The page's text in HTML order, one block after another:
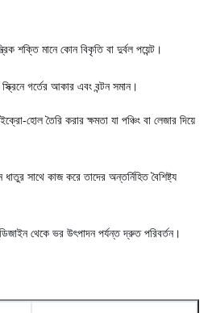
শক্তি মানে কোন বিকৃতি বা দুর্বল পয়েন্ট।
গর্তের আকার এবং বন্টন সমান।
হোল তৈরি করার ক্ষমতা যা পঞ্চিং বা লেজার দিয়ে
ধাতুর সাথে কাজ করে তাদের অন্তর্নিহিত বৈশিষ্ট্য
ডিজাইন থেকে ভর উৎপাদন পর্যন্ত দ্রুত পরিবর্তন।